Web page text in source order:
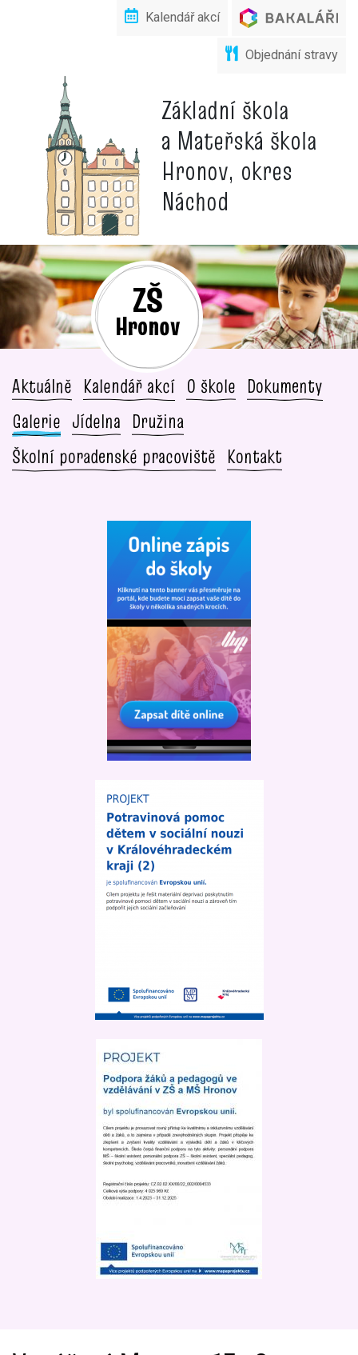
Základní škola
a Mateřská škola
Hronov, okres
Náchod
Kalendář akcí
Objednání stravy
ZŠ
Hronov
Aktuálně Kalendář akcí O škole Dokumenty
Galerie Jídelna Družina
Školní poradenské pracoviště Kontakt